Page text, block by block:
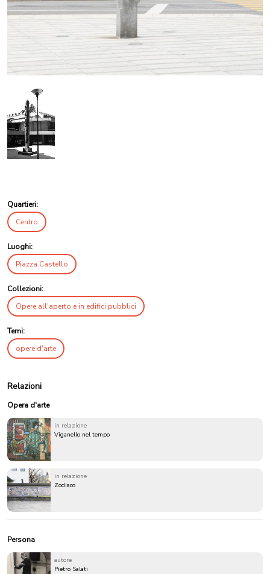
Quartieri:
Centro
Luoghi:
Piazza Castello
Collezioni:
Opere all'aperto e in edifici pubblici
Temi:
opere d'arte
Relazioni
Opera d'arte
in relazione
Viganello nel tempo
in relazione
Zodiaco
Persona
autore
Pietro Salati